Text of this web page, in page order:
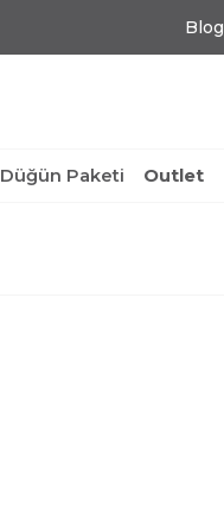
Blog
Düğün Paketi Outlet